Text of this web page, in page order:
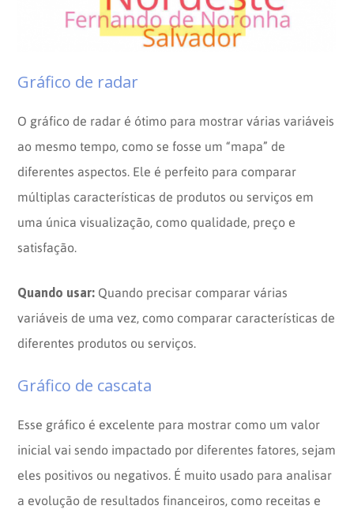
Gráfico de radar
O gráfico de radar é ótimo para mostrar várias variáveis
ao mesmo tempo, como se fosse um “mapa” de
diferentes aspectos. Ele é perfeito para comparar
múltiplas características de produtos ou serviços em
uma única visualização, como qualidade, preço e
satisfação.
Quando usar: Quando precisar comparar várias
variáveis de uma vez, como comparar características de
diferentes produtos ou serviços.
Gráfico de cascata
Esse gráfico é excelente para mostrar como um valor
inicial vai sendo impactado por diferentes fatores, sejam
eles positivos ou negativos. É muito usado para analisar
a evolução de resultados financeiros, como receitas e